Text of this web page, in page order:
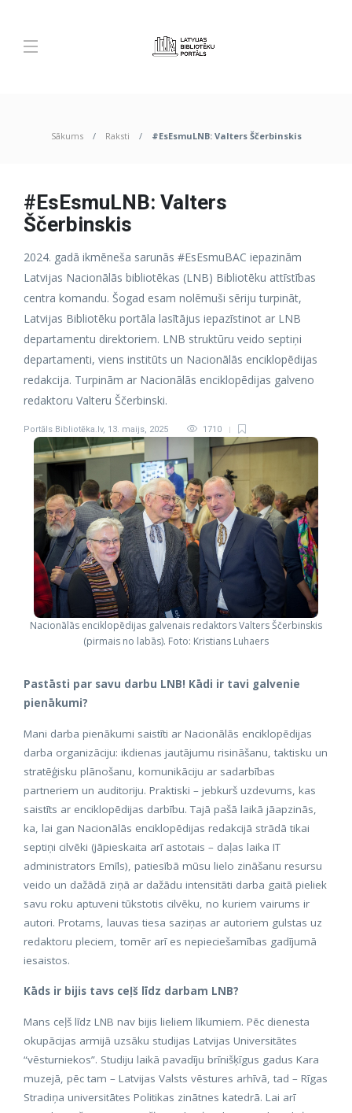
Sākums Raksti #EsEsmuLNB: Valters Ščerbinskis
#EsEsmuLNB: Valters
Ščerbinskis
2024. gadā ikmēneša sarunās #EsEsmuBAC iepazinām
Latvijas Nacionālās bibliotēkas (LNB) Bibliotēku attīstības
centra komandu. Šogad esam nolēmuši sēriju turpināt,
Latvijas Bibliotēku portāla lasītājus iepazīstinot ar LNB
departamentu direktoriem. LNB struktūru veido septiņi
departamenti, viens institūts un Nacionālās enciklopēdijas
redakcija. Turpinām ar Nacionālās enciklopēdijas galveno
redaktoru Valteru Ščerbinski.
Portāls Bibliotēka.lv, 13. maijs, 2025 1710
Nacionālās enciklopēdijas galvenais redaktors Valters Ščerbinskis
(pirmais no labās). Foto: Kristians Luhaers
Pastāsti par savu darbu LNB! Kādi ir tavi galvenie
pienākumi?
Mani darba pienākumi saistīti ar Nacionālās enciklopēdijas
darba organizāciju: ikdienas jautājumu risināšanu, taktisku un
stratēģisku plānošanu, komunikāciju ar sadarbības
partneriem un auditoriju. Praktiski – jebkurš uzdevums, kas
saistīts ar enciklopēdijas darbību. Tajā pašā laikā jāapzinās,
ka, lai gan Nacionālās enciklopēdijas redakcijā strādā tikai
septiņi cilvēki (jāpieskaita arī astotais – daļas laika IT
administrators Emīls), patiesībā mūsu lielo zināšanu resursu
veido un dažādā ziņā ar dažādu intensitāti darba gaitā pieliek
savu roku aptuveni tūkstotis cilvēku, no kuriem vairums ir
autori. Protams, lauvas tiesa saziņas ar autoriem gulstas uz
redaktoru pleciem, tomēr arī es nepieciešamības gadījumā
iesaistos.
Kāds ir bijis tavs ceļš līdz darbam LNB?
Mans ceļš līdz LNB nav bijis lieliem līkumiem. Pēc dienesta
okupācijas armijā uzsāku studijas Latvijas Universitātes
“vēsturniekos”. Studiju laikā pavadīju brīnišķīgus gadus Kara
muzejā, pēc tam – Latvijas Valsts vēstures arhīvā, tad – Rīgas
Stradiņa universitātes Politikas zinātnes katedrā. Lai arī